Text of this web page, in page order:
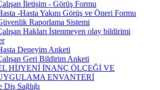
İletişim - Görüş Formu
-Hasta Yakını Görüş ve Öneri Formu
Raporlama Sistemi
Hakları İstenmeyen olay bildirimi
Deneyim Anketi
Geri Bildirim Anketi
HİJYENİ İNANÇ ÖLÇEĞİ VE
ENVANTERİ
Diş Sağlığı